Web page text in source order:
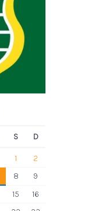
S D
1
2
8
9
15
16